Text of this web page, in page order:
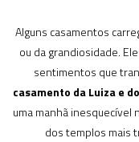
Alguns casamentos
ou da grandiosidade.
sentimentos que
casamento da Luiza e
uma manhã inesquecível
dos templos mais